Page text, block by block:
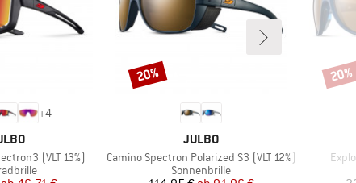
+4
(VLT 13%)
MARKE
JULBO
Artikel
Camino Spectron Polarized S3 (VLT 12%)
Produktgruppe
Sonnenbrille
Rabatt
20% 20%